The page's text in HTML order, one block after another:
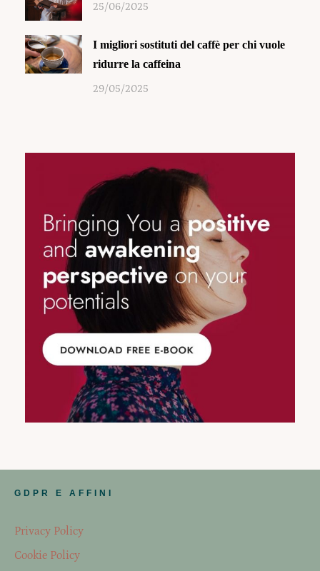
25/06/2025
I migliori sostituti del caffè per chi vuole
ridurre la caffeina
29/05/2025
GDPR E AFFINI
Privacy Policy
Cookie Policy